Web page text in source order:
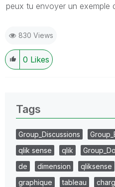
peux tu envoyer un exemple
830 Views
0 Likes
Tags
Group_Discussions
qlik sense
qlik
de
dimension qliksense
graphique
tableau